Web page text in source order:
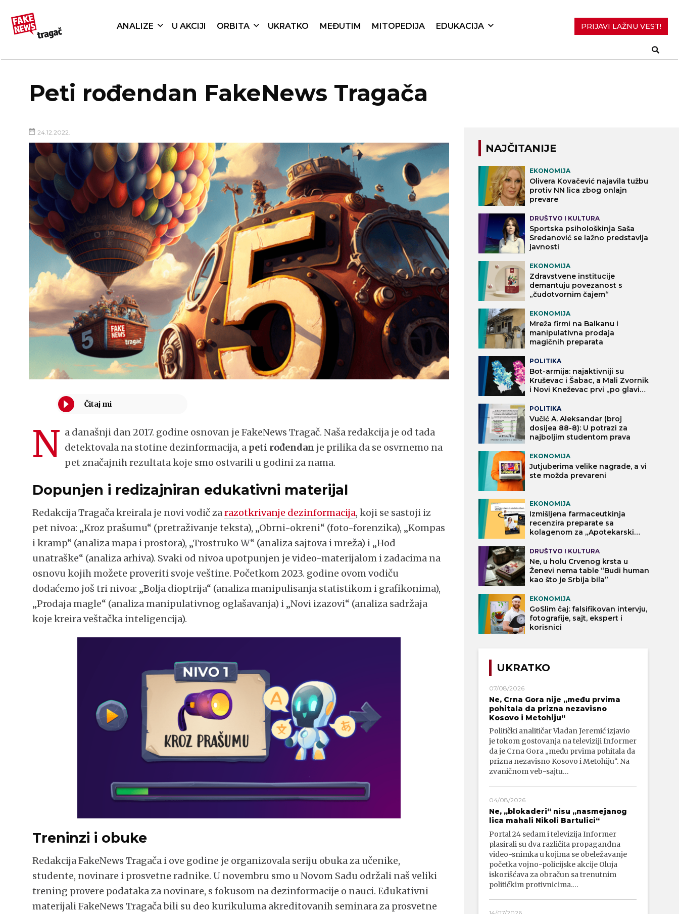
ANALIZE U AKCIJI ORBITA UKRATKO MEĐUTIM MITOPEDIJA EDUKACIJA PRIJAVI LAŽNU VEST!
Peti rođendan FakeNews Tragača
24.12.2022.
N a današnji dan 2017. godine osnovan je FakeNews Tragač. Naša redakcija je od tada
detektovala na stotine dezinformacija, a peti rođendan je prilika da se osvrnemo na
pet značajnih rezultata koje smo ostvarili u godini za nama.
Dopunjen i redizajniran edukativni materijal
Redakcija Tragača kreirala je novi vodič zarazotkrivanje dezinformacija, koji se sastoji iz
pet nivoa: „Kroz prašumu“ (pretraživanje teksta), „Obrni-okreni“ (foto-forenzika), „Kompas
i kramp“ (analiza mapa i prostora), „Trostruko W“ (analiza sajtova i mreža) i „Hod
unatraške“ (analiza arhiva). Svaki od nivoa upotpunjen je video-materijalom i zadacima na
osnovu kojih možete proveriti svoje veštine. Početkom 2023. godine ovom vodiču
dodaćemo još tri nivoa: „Bolja dioptrija“ (analiza manipulisanja statistikom i grafikonima),
„Prodaja magle“ (analiza manipulativnog oglašavanja) i „Novi izazovi“ (analiza sadržaja
koje kreira veštačka inteligencija).
Treninzi i obuke
Redakcija FakeNews Tragača i ove godine je organizovala seriju obuka za učenike,
studente, novinare i prosvetne radnike. U novembru smo u Novom Sadu održali naš veliki
trening provere podataka za novinare, s fokusom na dezinformacije o nauci. Edukativni
materijali FakeNews Tragača bili su deo kurikuluma akreditovanih seminara za prosvetne
NAJČITANIJE
EKONOMIJA
Olivera Kovačević najavila tužbu
protiv NN lica zbog onlajn
prevare
DRUŠTVO I KULTURA
Sportska psihološkinja Saša
Sredanović se lažno predstavlja
javnosti
EKONOMIJA
Zdravstvene institucije
demantuju povezanost s
„čudotvornim čajem“
EKONOMIJA
Mreža firmi na Balkanu i
manipulativna prodaja
magičnih preparata
POLITIKA
Bot-armija: najaktivniji su
Kruševac i Šabac, a Mali Zvornik
i Novi Kneževac prvi „po glavi
POLITIKA
Vučić A. Aleksandar (broj
dosijea 88-8): U potrazi za
najboljim studentom prava
EKONOMIJA
Jutjuberima velike nagrade, a vi
ste možda prevareni
EKONOMIJA
Izmišljena farmaceutkinja
recenzira preparate sa
kolagenom za „Apotekarski
DRUŠTVO I KULTURA
Ne, u holu Crvenog krsta u
Ženevi nema table “Budi human
kao što je Srbija bila”
EKONOMIJA
GoSlim čaj: falsifikovan intervju,
fotografije, sajt, ekspert i
korisnici
UKRATKO
07/08/2026
Ne, Crna Gora nije „među prvima
pohitala da prizna nezavisno
Kosovo i Metohiju“
Politički analitičar Vladan Jeremić izjavio
je tokom gostovanja na televiziji Informer
da je Crna Gora „među prvima pohitala da
prizna nezavisno Kosovo i Metohiju“. Na
zvaničnom veb-sajtu…
04/08/2026
Ne, „blokaderi“ nisu „nasmejanog
lica mahali Nikoli Bartulici“
Portal 24 sedam i televizija Informer
plasirali su dva različita propagandna
video-snimka u kojima se obeležavanje
početka vojno-policijske akcije Oluja
iskorišćava za obračun sa trenutnim
političkim protivnicima.…